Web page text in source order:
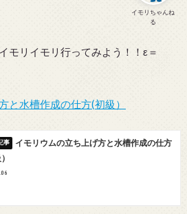
イモリちゃんね
る
モリイモリ行ってみよう！！ε＝
と水槽作成の仕方(初級）
イモリウムの立ち上げ方と水槽作成の仕方